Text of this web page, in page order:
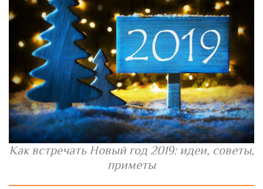
Как встречать Новый год 2019: идеи, советы,
приметы